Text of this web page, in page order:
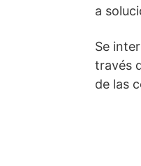
a
Se
través
de las